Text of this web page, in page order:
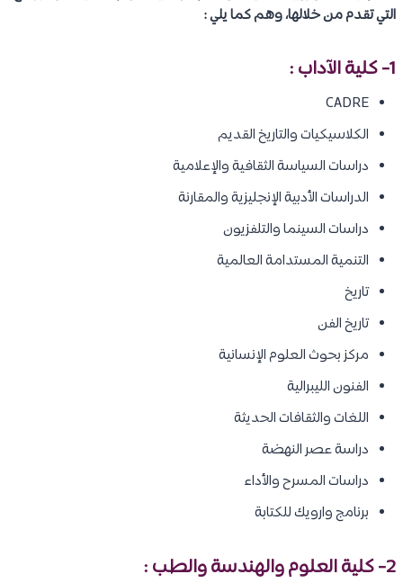
التي تقدم من خلالها، وهم كما يلي :
1- كلية الآداب :
CADRE
الكلاسيكيات والتاريخ القديم
دراسات السياسة الثقافية والإعلامية
الدراسات الأدبية الإنجليزية والمقارنة
دراسات السينما والتلفزيون
التنمية المستدامة العالمية
تاريخ
تاريخ الفن
مركز بحوث العلوم الإنسانية
الفنون الليبرالية
اللغات والثقافات الحديثة
دراسة عصر النهضة
دراسات المسرح والأداء
برنامج وارويك للكتابة
2- كلية العلوم والهندسة والطب :